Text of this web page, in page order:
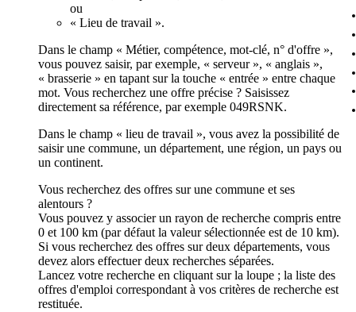
ou
« Lieu de travail ».
Dans le champ « Métier, compétence, mot-clé, n° d'offre »,
vous pouvez saisir, par exemple, « serveur », « anglais »,
« brasserie » en tapant sur la touche « entrée » entre chaque
mot. Vous recherchez une offre précise ? Saisissez
directement sa référence, par exemple 049RSNK.
Dans le champ « lieu de travail », vous avez la possibilité de
saisir une commune, un département, une région, un pays ou
un continent.
Vous recherchez des offres sur une commune et ses
alentours ?
Vous pouvez y associer un rayon de recherche compris entre
0 et 100 km (par défaut la valeur sélectionnée est de 10 km).
Si vous recherchez des offres sur deux départements, vous
devez alors effectuer deux recherches séparées.
Lancez votre recherche en cliquant sur la loupe ; la liste des
offres d'emploi correspondant à vos critères de recherche est
restituée.